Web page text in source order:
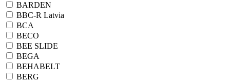
BARDEN
BBC-R Latvia
BCA
BECO
BEE SLIDE
BEGA
BEHABELT
BERG